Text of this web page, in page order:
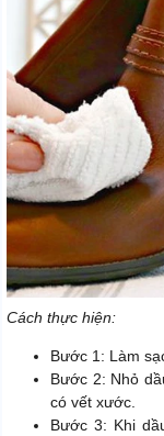
Cách thực hiện:
Bước 1: Làm
Bước 2: Nhỏ
có vết xước.
Bước 3: Khi